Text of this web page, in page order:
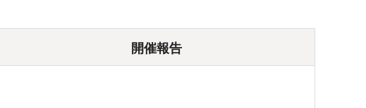
開催報告